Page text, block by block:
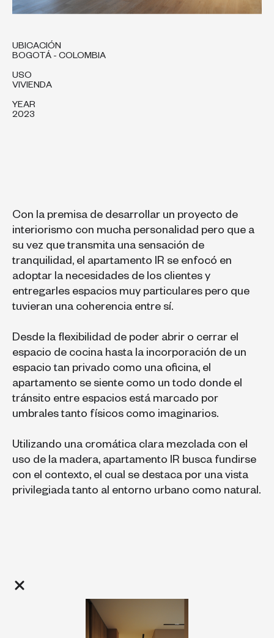
UBICACIÓN
BOGOTÁ - COLOMBIA
USO
VIVIENDA
YEAR
2023
Con la premisa de desarrollar un proyecto de
interiorismo con mucha personalidad pero que a
su vez que transmita una sensación de
tranquilidad, el apartamento IR se enfocó en
adoptar la necesidades de los clientes y
entregarles espacios muy particulares pero que
tuvieran una coherencia entre sí.
Desde la flexibilidad de poder abrir o cerrar el
espacio de cocina hasta la incorporación de un
espacio tan privado como una oficina, el
apartamento se siente como un todo donde el
tránsito entre espacios está marcado por
umbrales tanto físicos como imaginarios.
Utilizando una cromática clara mezclada con el
uso de la madera, apartamento IR busca fundirse
con el contexto, el cual se destaca por una vista
privilegiada tanto al entorno urbano como natural.